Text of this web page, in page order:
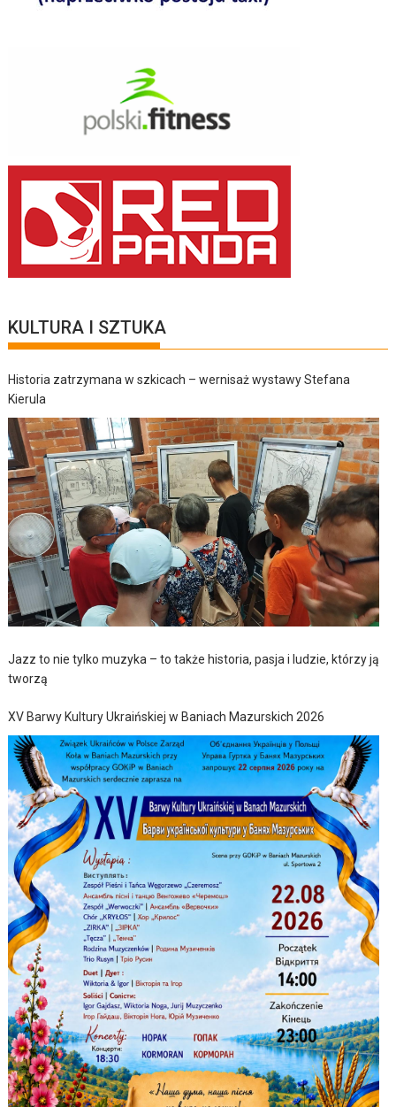
KULTURA I SZTUKA
Historia zatrzymana w szkicach – wernisaż wystawy Stefana
Kierula
Jazz to nie tylko muzyka – to także historia, pasja i ludzie, którzy ją
tworzą
XV Barwy Kultury Ukraińskiej w Baniach Mazurskich 2026